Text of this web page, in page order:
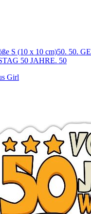
S (10 x 10 cm)50. 50.
50 JAHRE. 50
Girl